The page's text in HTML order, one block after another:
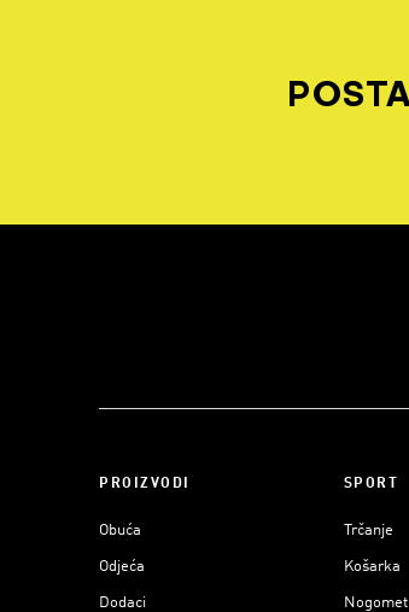
PROIZVODI
Obuća
Odjeća
Dodaci
SPORT
Trčanje
Košarka
Nogomet